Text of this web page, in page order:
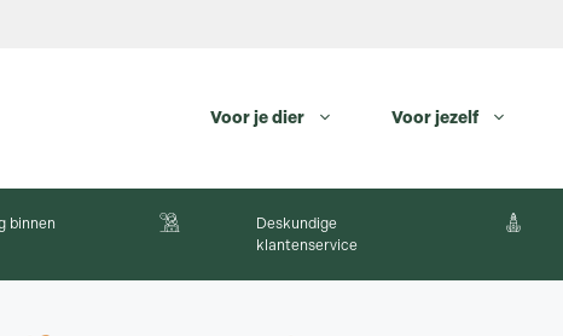
Voor je dier Voor jezelf
binnen
Deskundige
klantenservice